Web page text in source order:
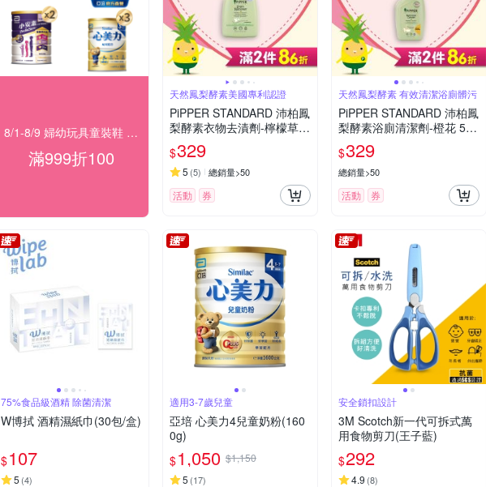
8/1-8/9 婦幼玩具童裝鞋 指定品滿999折100
滿999折100
天然鳳梨酵素美國專利認證
PiPPER STANDARD 沛柏鳳
梨酵素衣物去漬劑-檸檬草 4
00ml
$329
5 (5) 總銷量>50
活動 券
天然鳳梨酵素 有效清潔浴廁髒污
PiPPER STANDARD 沛柏鳳
梨酵素浴廁清潔劑-橙花 500
ml
$329
總銷量>50
活動 券
75%食品級酒精 除菌清潔
W博拭 酒精濕紙巾(30包/盒)
$107
5 (4)
適用3-7歲兒童
亞培 心美力4兒童奶粉(160
0g)
$1,050 $1,150
5 (17)
安全鎖扣設計
3M Scotch新一代可拆式萬
用食物剪刀(王子藍)
$292
4.9 (8)